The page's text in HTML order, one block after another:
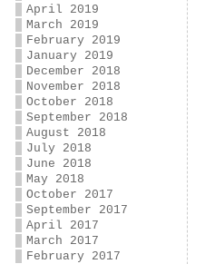
April 2019
March 2019
February 2019
January 2019
December 2018
November 2018
October 2018
September 2018
August 2018
July 2018
June 2018
May 2018
October 2017
September 2017
April 2017
March 2017
February 2017